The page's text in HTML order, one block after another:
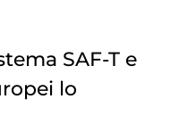
SAF-T e
lo